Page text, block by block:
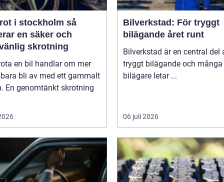
i stockholm så
en säker och
skrotning
en bil handlar om mer
bli av med ett gammalt
En genomtänkt skrotning
Bilverkstad: För tryggt
bilägande året runt
Bilverkstad är en central del
tryggt bilägande och många
bilägare letar ...
06 juli 2026